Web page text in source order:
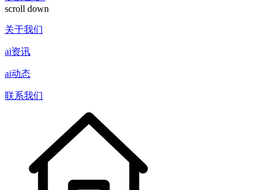
scroll down
关于我们
ai资讯
ai动态
联系我们